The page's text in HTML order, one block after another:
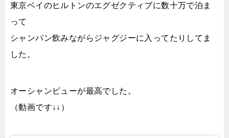
東京ベイのヒルトンのエグゼクティブに数十万で泊ま
って
シャンパン飲みながらジャグジーに入ってたりしてま
した。
オーシャンビューが最高でした。
（動画です↓↓）